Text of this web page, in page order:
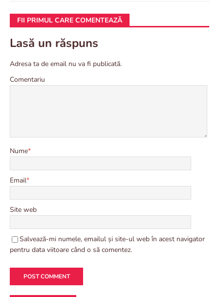
FII PRIMUL CARE COMENTEAZĂ
Lasă un răspuns
Adresa ta de email nu va fi publicată.
Comentariu
Nume*
Email*
Site web
Salvează-mi numele, emailul și site-ul web în acest navigator
pentru data viitoare când o să comentez.